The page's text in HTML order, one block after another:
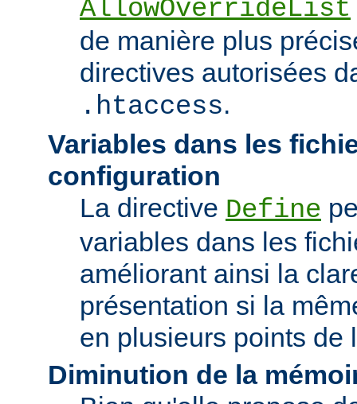
AllowOverrideList
de manière plus
directives autorisées
.htaccess.
Variables dans les
configuration
La directive Define
variables dans les
améliorant ainsi la
présentation si la
en plusieurs points de
Diminution de la